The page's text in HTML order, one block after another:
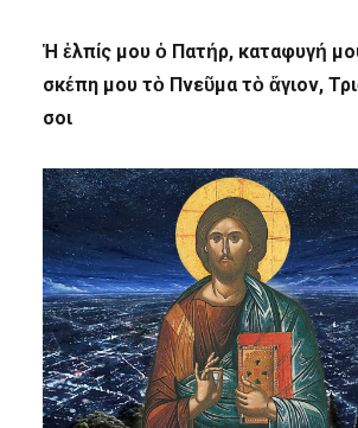
Ἡ ἐλπίς μου ὁ Πατήρ, καταφυγή
σκέπη μου τὸ Πνεῦμα τὸ ἅγιον,
σοι